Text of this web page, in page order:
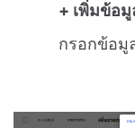
+ เพิ่มข้อมู
กรอกข้อมู